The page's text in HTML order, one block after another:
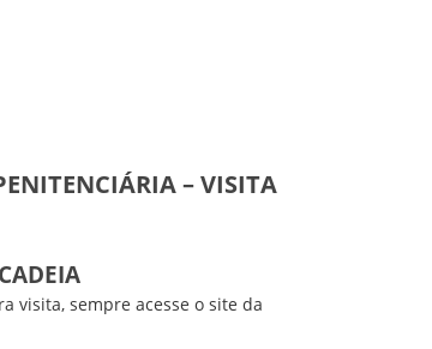
– VISITA
visita, sempre acesse o site da